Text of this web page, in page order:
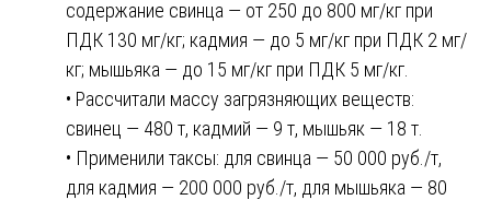
содержание свинца — от 250 до 800 мг/кг при
ПДК 130 мг/кг; кадмия — до 5 мг/кг при ПДК 2 мг/
кг; мышьяка — до 15 мг/кг при ПДК 5 мг/кг.
• Рассчитали массу загрязняющих веществ:
свинец — 480 т, кадмий — 9 т, мышьяк — 18 т.
• Применили таксы: для свинца — 50 000 руб./т,
для кадмия — 200 000 руб./т, для мышьяка — 80